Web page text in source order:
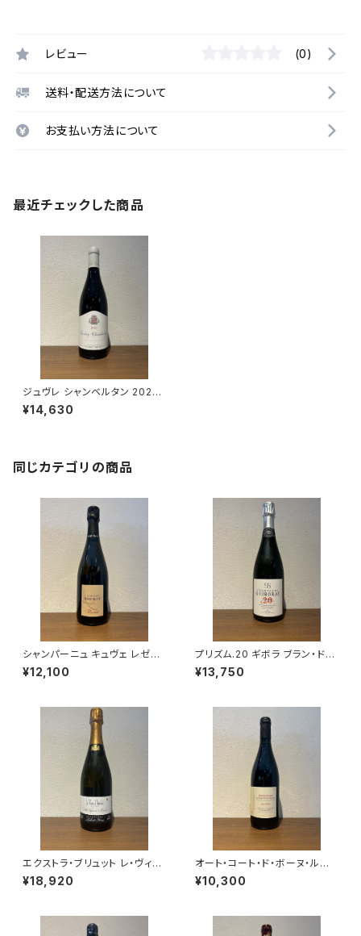
レビュー (0)
送料・配送方法について
お支払い方法について
最近チェックした商品
ジュヴレ シャンベルタン 2023
750ml ティエリー モルテ
¥14,630
同じカテゴリの商品
シャンパーニュ キュヴェ レゼル
ヴェ ブリュット ブラン ド ブラン
NV 750ml アサイー ルクレー
¥12,100
プリズム.20 ギボラ ブラン・ド・
ブラン シャンパーニュ グラン・ク
リュ 750ml
¥13,750
エクストラ・ブリュット レ・ヴィー
ニュ・ドートルフォワ 2021 ラエ
ルト・フレール シャンパーニュ ム
¥18,920
オート・コート・ド・ボーヌ・ルー
ジュ レ・コテ 2022 ドメーヌ・
ド・カシオペ 赤ワイン ブルゴー
¥10,300